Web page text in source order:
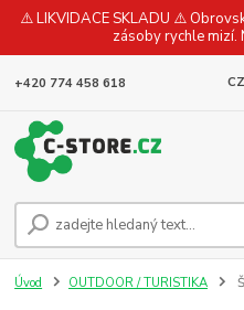
⚠️ LIKVIDACE SKLADU ⚠️
zásoby rychle mizí.
+420 774 458 618
Úvod OUTDOOR / TURISTIKA